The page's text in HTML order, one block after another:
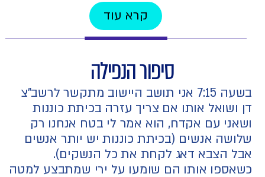
קרא עוד
סיפור הנפילה
בשעה 7:15 אני תושב היישוב מתקשר לרשב"צ
דן ושואל אותו אם צריך עזרה בכיתת כוננות
ושאני עם אקדח, הוא אמר לי בטח אנחנו רק
שלושה אנשים (בכיתת כוננות יש יותר אנשים
אבל הצבא דאג לקחת את כל הנשקים).
כשאספו אותו הם שומעו על ירי שמתבצע למטה